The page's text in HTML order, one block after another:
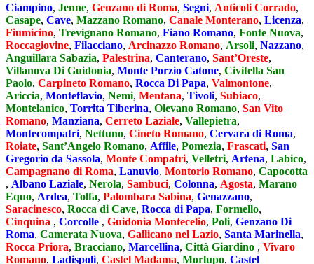
Ciampino, Jenne, Genzano di Roma, Segni, Anticoli Corrado,
Casape, Cave, Mazzano Romano, Canale Monterano, Licenza,
Fiumicino, Trevignano Romano, Fiano Romano, Fonte Nuova,
Roccagiovine, Filacciano, Arcinazzo Romano, Arsoli, Nazzano,
Anguillara Sabazia, Palestrina, Canterano, Sant’Oreste,
Villanova Di Guidonia, Monte Porzio Catone, Civitella San
Paolo, Carpineto Romano, Rocca Di Papa, Valmontone,
Ariccia, Monteflavio, Nemi, Mentana, Tivoli, Subiaco,
Montelanico, Torrita Tiberina, Olevano Romano, San Vito
Romano, Manziana, Cerreto Laziale, Vallepietra,
Montecompatri, Nettuno, Cineto Romano, Cervara di Roma,
Roiate, Sant’Angelo Romano, Affile, Pomezia, Frascati, San
Gregorio da Sassola, Monte Compatri, Velletri, Artena, Labico,
Campagnano di Roma, Lanuvio, Montorio Romano, Capocotta
, Albano Laziale, Nerola, Sambuci, Colonna, Agosta, Marano
Equo, Ardea, Tolfa, Palombara Sabina, Genazzano,
Saracinesco, Rocca di Cave, Rocca di Papa, Formello,
Cinquina , Corcolle , Guidonia Montecelio, Poli, Genzano Di
Roma, Camerata Nuova, Gallicano nel Lazio, Santa Marinella,
Rocca Priora, Bracciano, Marcellina, Città Giardino , Vivaro
Romano, Ladispoli, Castel Madama, Morlupo, Castel